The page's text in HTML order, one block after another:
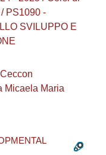
PS1090 -
SVILUPPO E
Micaela Maria